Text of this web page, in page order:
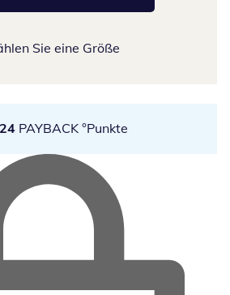
Sie eine Größe
24 PAYBACK °Punkte